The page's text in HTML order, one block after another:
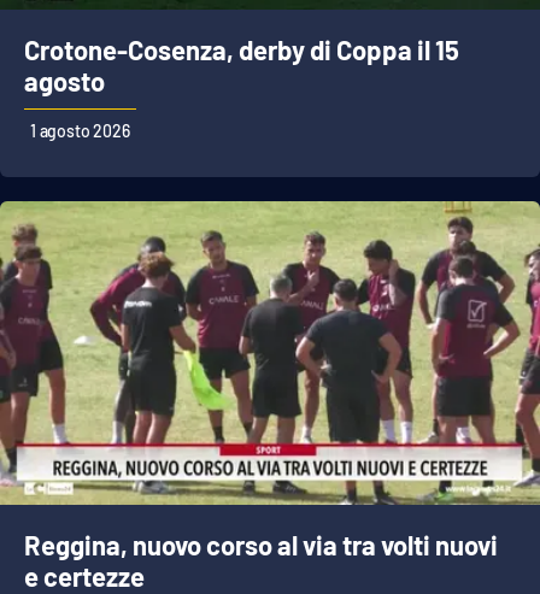
Crotone-Cosenza, derby di Coppa il 15
agosto
1 agosto 2026
Reggina, nuovo corso al via tra volti nuovi
e certezze